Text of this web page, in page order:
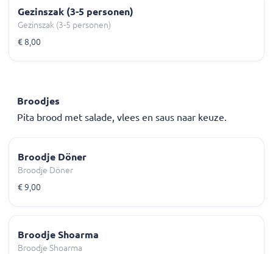
Gezinszak (3-5 personen)
Gezinszak (3-5 personen)
€ 8,00
Broodjes
Pita brood met salade, vlees en saus naar keuze.
Broodje Döner
Broodje Döner
€ 9,00
Broodje Shoarma
Broodje Shoarma